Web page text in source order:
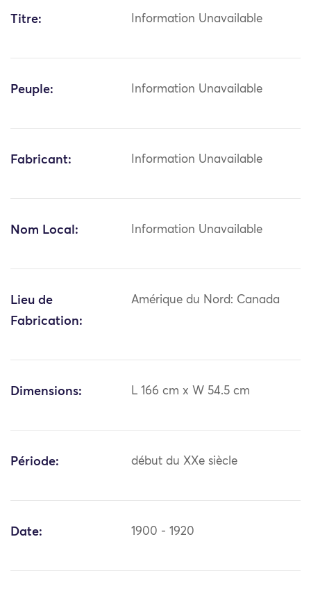
Titre: Information Unavailable
Peuple: Information Unavailable
Fabricant: Information Unavailable
Nom Local: Information Unavailable
Lieu de
Fabrication:
Amérique du Nord: Canada
Dimensions: L 166 cm x W 54.5 cm
Période: début du XXe siècle
Date: 1900 - 1920